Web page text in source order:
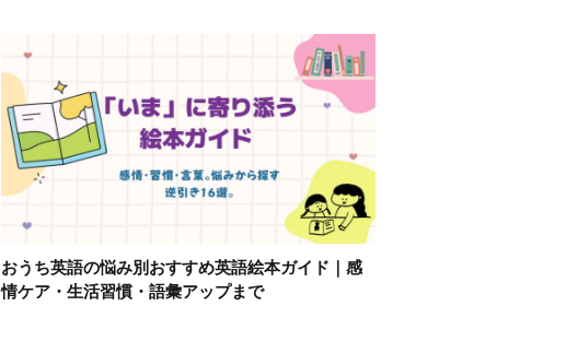
おうち英語の悩み別おすすめ英語絵本ガイド｜感
情ケア・生活習慣・語彙アップまで